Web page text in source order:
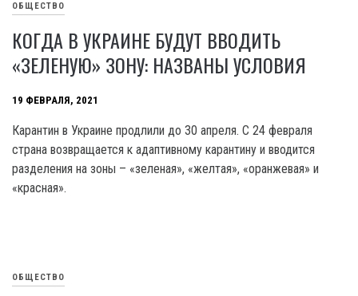
ОБЩЕСТВО
КОГДА В УКРАИНЕ БУДУТ ВВОДИТЬ
«ЗЕЛЕНУЮ» ЗОНУ: НАЗВАНЫ УСЛОВИЯ
19 ФЕВРАЛЯ, 2021
Карантин в Украине продлили до 30 апреля. С 24 февраля
страна возвращается к адаптивному карантину и вводится
разделения на зоны – «зеленая», «желтая», «оранжевая» и
«красная».
ОБЩЕСТВО